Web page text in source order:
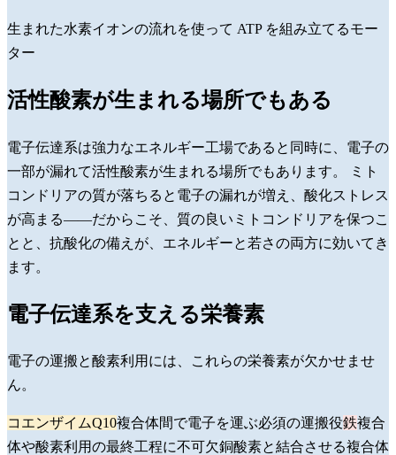
生まれた水素イオンの流れを使って ATP を組み立てるモー
ター
活性酸素が生まれる場所でもある
電子伝達系は強力なエネルギー工場であると同時に、電子の
一部が漏れて活性酸素が生まれる場所でもあります。 ミト
コンドリアの質が落ちると電子の漏れが増え、酸化ストレス
が高まる——だからこそ、 質の良いミトコンドリアを保つこ
と と、抗酸化の備えが、エネルギーと若さの両方に効いてき
ます。
電子伝達系を支える栄養素
電子の運搬と酸素利用には、これらの栄養素が欠かせませ
ん。
コエンザイムQ10複合体間で電子を運ぶ必須の運搬役鉄複合
体や酸素利用の最終工程に不可欠銅酸素と結合させる複合体